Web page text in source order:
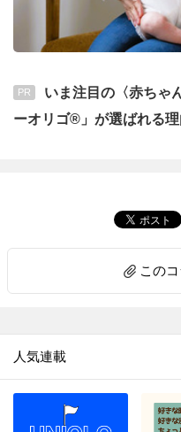
PR
いま注目の〈赤ちゃ
ーオリゴ®」が選ばれる理
このコ
人気連載